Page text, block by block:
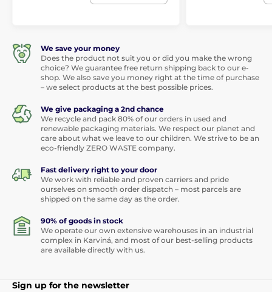
We save your money
Does the product not suit you or did you make the wrong
choice? We guarantee free return shipping back to our e-
shop. We also save you money right at the time of purchase
– we select products at the best possible prices.
We give packaging a 2nd chance
We recycle and pack 80% of our orders in used and
renewable packaging materials. We respect our planet and
care about what we leave to our children. We strive to be an
eco-friendly ZERO WASTE company.
Fast delivery right to your door
We work with reliable and proven carriers and pride
ourselves on smooth order dispatch – most parcels are
shipped on the same day as the order.
90% of goods in stock
We operate our own extensive warehouses in an industrial
complex in Karviná, and most of our best-selling products
are available directly with us.
Sign up for the newsletter